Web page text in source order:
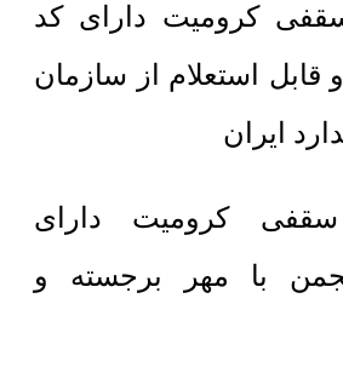
کرومیت دارای کد
استعلام از سازمان
ایران
سقفی کرومیت دارای
با مهر برجسته و